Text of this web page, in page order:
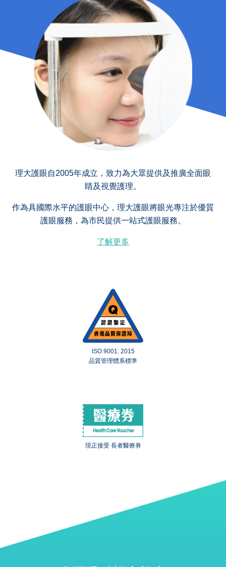
理大護眼自2005年成立，致力為大眾提供及推廣全面眼
睛及視覺護理。
作為具國際水平的護眼中心，理大護眼將眼光專注於優質
護眼服務，為市民提供一站式護眼服務。
了解更多
ISO 9001: 2015
品質管理體系標準
現正接受 長者醫療券